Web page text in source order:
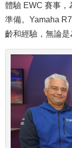
體驗 EWC 賽事，
準備。Yamaha
齡和經驗，無論是